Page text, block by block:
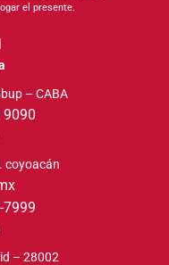
el presente.
– CABA
9090
coyoacán
7999
– 28002